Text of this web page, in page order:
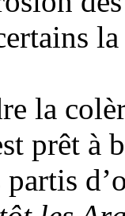
la
prêt à
partis